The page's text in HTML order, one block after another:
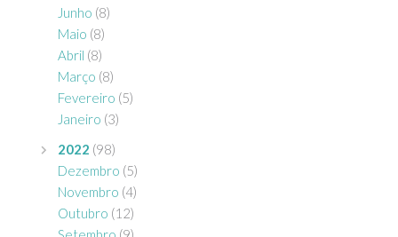
Junho (8)
Maio (8)
Abril (8)
Março (8)
Fevereiro (5)
Janeiro (3)
2022 (98)
Dezembro (5)
Novembro (4)
Outubro (12)